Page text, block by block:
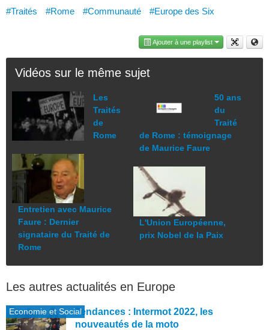
#Traités #Rome #Communauté #Europe des Six
Ajouter à une playlist
Vidéos sur le même sujet
Les
Traités
de
Rome
Entretien avec Maurice
Faure : Dernier
signataire du Traité de
Rome
50 ans
du
Traité
de Rome : témoignage
de Maurice Faure
L'Union Européenne,
prix Nobel de la Paix
Les autres actualités en Europe
Economie et SocialTendances : Intermot 2022, les
nouveautés de la moto